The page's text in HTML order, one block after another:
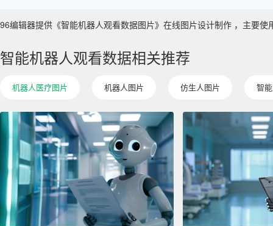
96编辑器提供《智能机器人观看数据图片》在线图片设计制作 ，主要
智能机器人观看数据相关推荐
机器人医疗图片 机器人图片 仿生人图片 智